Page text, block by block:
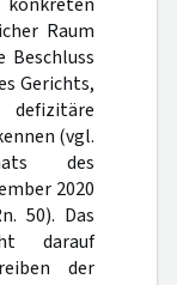
Raum
Beschluss
Gerichts,
(vgl.
des
2020
50). Das
darauf
der